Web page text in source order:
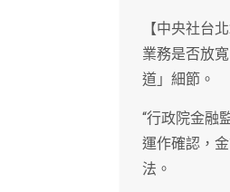
【中央社台
業務是否放
道」細節。
“行政院金融
運作確認，
法。